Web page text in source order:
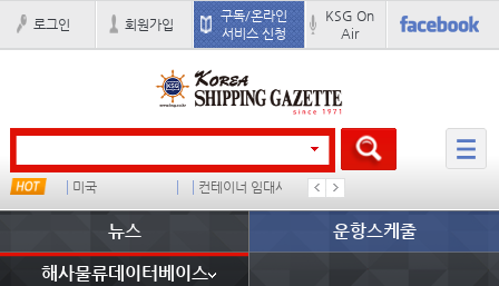
로그인 회원가입
구독/온라인
서비스 신청
KSG On
Air
미국 컨테이너 임대사 석도
뉴스 운항스케줄
해사물류데이터베이스